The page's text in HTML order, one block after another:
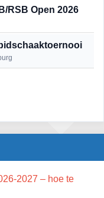
RSB Open 2026
2027 – hoe te